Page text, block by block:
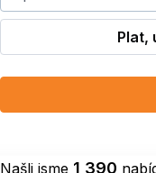
Plat,
Našli jsme 1 390